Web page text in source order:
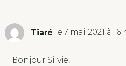
Tiaré le 7 mai 2021 à 16
Bonjour Silvie,